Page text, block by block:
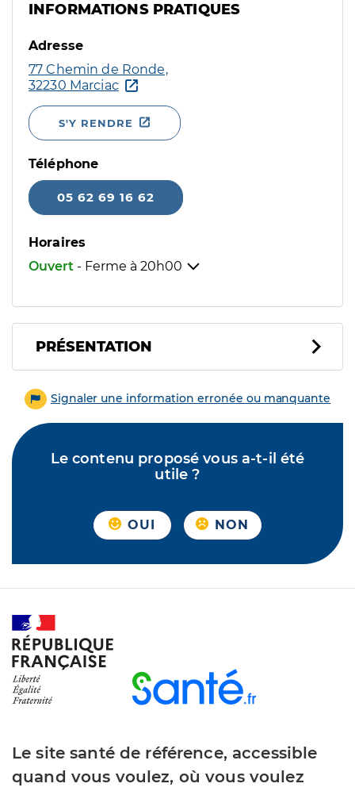
INFORMATIONS PRATIQUES
Adresse
77 Chemin de Ronde,
32230 Marciac
S'Y RENDRE
Téléphone
05 62 69 16 62
Horaires
Ouvert - Ferme à 20h00
PRÉSENTATION
Signaler une information erronée ou manquante
Le contenu proposé vous a-t-il été
utile ?
OUI NON
Le site santé de référence, accessible
quand vous voulez, où vous voulez